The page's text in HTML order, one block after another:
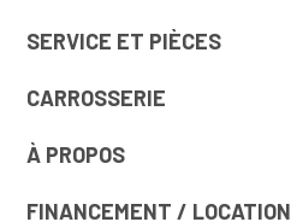
SERVICE ET PIÈCES
CARROSSERIE
À PROPOS
FINANCEMENT / LOCATION